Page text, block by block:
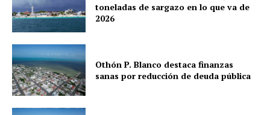
toneladas de sargazo en lo que va de
2026
Othón P. Blanco destaca finanzas
sanas por reducción de deuda pública